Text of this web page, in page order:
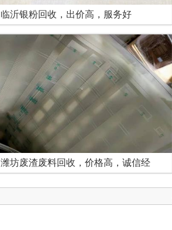
临沂银粉回收，出价高，服务好
潍坊废渣废料回收，价格高，诚信经